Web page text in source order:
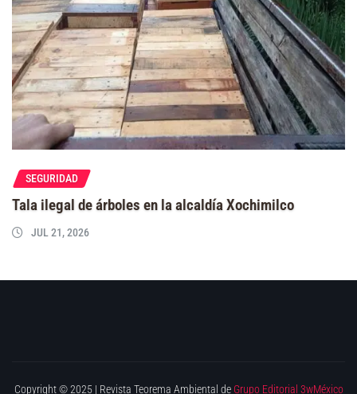
SEGURIDAD
Tala ilegal de árboles en la alcaldía Xochimilco
JUL 21, 2026
Copyright © 2025 | Revista Teorema Ambiental de Grupo Editorial 3wMéxico